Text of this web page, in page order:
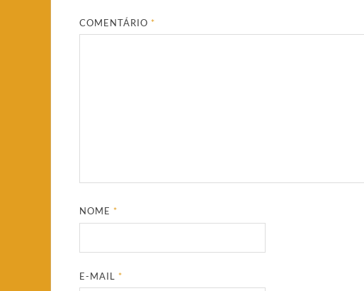
COMENTÁRIO*
NOME*
E-MAIL*